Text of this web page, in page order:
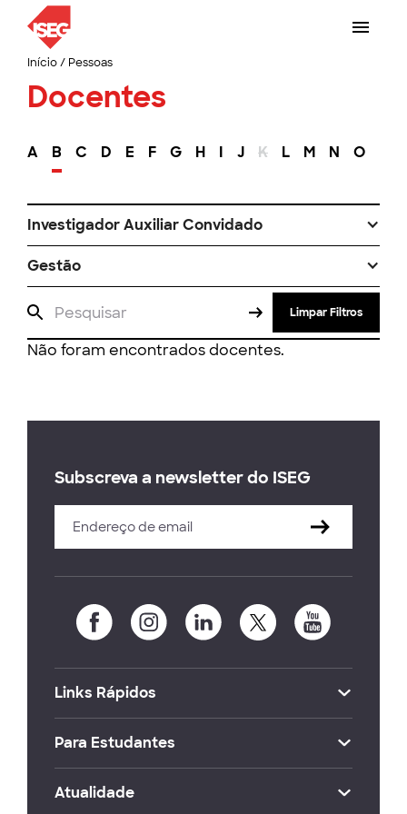
Início/ Pessoas
Docentes
A B C D E F G H I J K L M N O
Investigador Auxiliar Convidado
Gestão
Limpar Filtros
Não foram encontrados docentes.
Subscreva a newsletter do ISEG
Links Rápidos
Para Estudantes
Atualidade